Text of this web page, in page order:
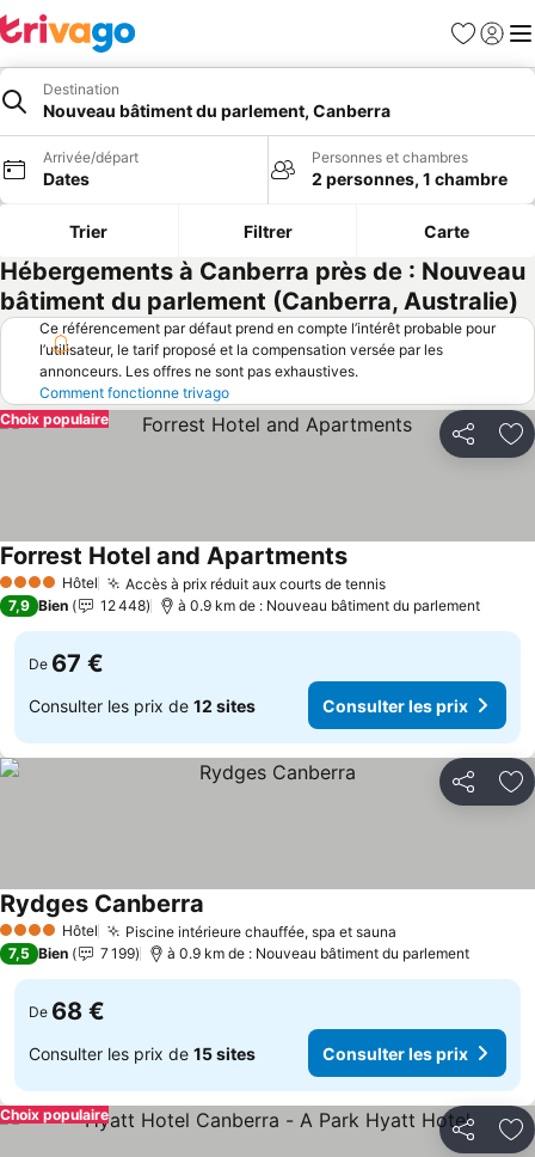
Favoris
Se
Destination
Nouveau bâtiment du parlement, Canberra
Arrivée/départ
Dates
Personnes et chambres
2 personnes, 1 chambre
Trier Filtrer Carte
Hébergements à Canberra près de : Nouveau
bâtiment du parlement (Canberra, Australie)
Ce référencement par défaut prend en compte l’intérêt probable pour
l’utilisateur, le tarif proposé et la compensation versée par les
annonceurs. Les offres ne sont pas exhaustives.
Comment fonctionne trivago
Partager
Choix populaire
4 Étoiles Hôtel Accès à prix réduit aux courts de tennisConsulter les
Forrest Hotel and ApartmentsConsulter les prix
7,9 Bien 12 448 à 0.9 km de : Nouveau bâtiment du parlement
De 67 €
Consulter les prix de 12 sites Consulter les prix
Partager
4 Étoiles Hôtel Piscine intérieure chauffée, spa et sauna
Rydges Canberra
7,5 Bien 7 199 à 0.9 km de : Nouveau bâtiment du parlement
De 68 €
Consulter les prix de 15 sites Consulter les prix
Partager
Choix populaire